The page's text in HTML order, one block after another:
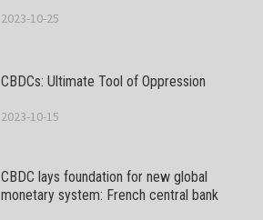
2023-10-25
CBDCs: Ultimate Tool of Oppression
2023-10-15
CBDC lays foundation for new global
monetary system: French central bank